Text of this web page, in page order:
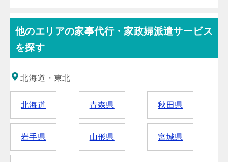
他のエリアの家事代行・家政婦派遣サービス
を探す
北海道・東北
北海道 青森県 秋田県
岩手県 山形県 宮城県